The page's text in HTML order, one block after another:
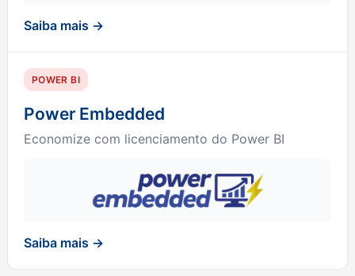
Saiba mais →
POWER BI
Power Embedded
Economize com licenciamento do Power BI
Saiba mais →